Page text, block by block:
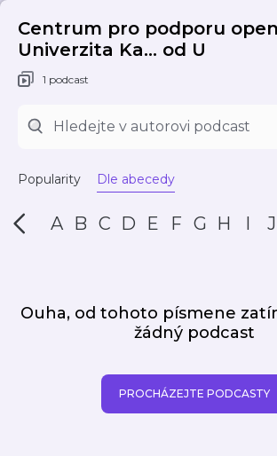
Centrum pro podporu
Univerzita Ka... od U
1 podcast
Popularity Dle abecedy
A B C D E F G H I J
Ouha, od tohoto písmene
žádný podcast
PROCHÁZEJTE PODCASTY